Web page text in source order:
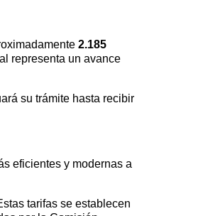
2.185
representa un avance
su trámite hasta recibir
eficientes y modernas a
tarifas se establecen